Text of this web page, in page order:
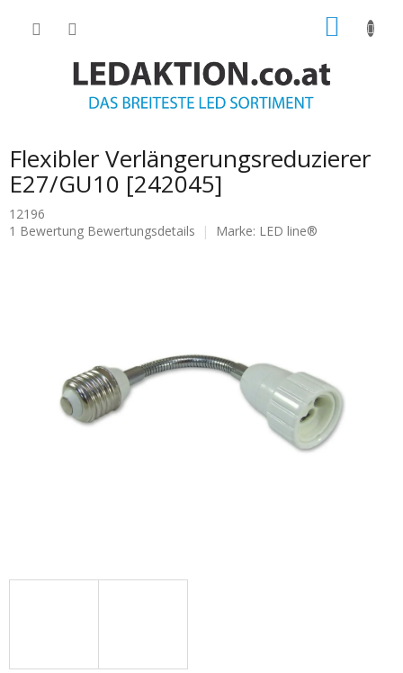
Flexibler Verlängerungsreduzierer
E27/GU10 [242045]
12196
Die
1 Bewertung Bewertungsdetails Marke: LED line®